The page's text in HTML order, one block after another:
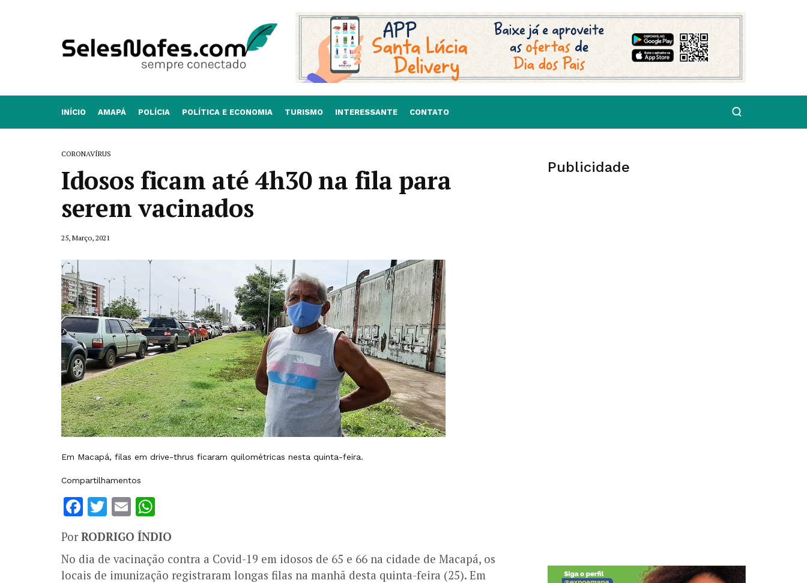
INÍCIO AMAPÁ POLÍCIA POLÍTICA E ECONOMIA TURISMO INTERESSANTE CONTATO
CORONAVÍRUS
Idosos ficam até 4h30 na fila para
serem vacinados
25, Março, 2021
Em Macapá, filas em drive-thrus ficaram quilométricas nesta quinta-feira.
Compartilhamentos
Facebook
Twitter
Email
PorRODRIGO ÍNDIO
No dia de vacinação contra a Covid-19 em idosos de 65 e 66 na cidade de Macapá, os
locais de imunização registraram longas filas na manhã desta quinta-feira (25). Em
Publicidade